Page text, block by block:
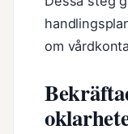
om